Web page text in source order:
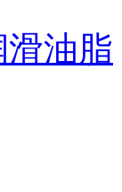
油脂